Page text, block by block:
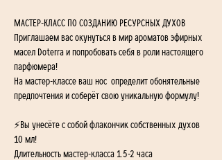
МАСТЕР-КЛАСС ПО СОЗДАНИЮ РЕСУРСНЫХ ДУХОВ
Приглашаем вас окунуться в мир ароматов эфирных
масел Doterra и попробовать себя в роли настоящего
парфюмера!
На мастер-классе ваш нос  определит обонятельные
предпочтения и соберёт свою уникальную формулу!
⚡️Вы унесёте с собой флакончик собственных духов
10 мл!
Длительность мастер-класса 1.5-2 часа